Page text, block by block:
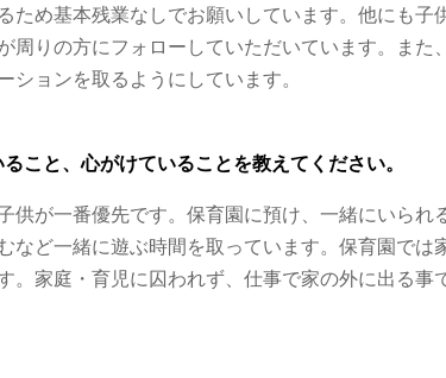
ため基本残業なしでお願いしています。他にも子
周りの方にフォローしていただいています。また
ションを取るようにしています。
こと、心がけていることを教えてください。
供が一番優先です。保育園に預け、一緒にいられ
など一緒に遊ぶ時間を取っています。保育園では
。家庭・育児に囚われず、仕事で家の外に出る事